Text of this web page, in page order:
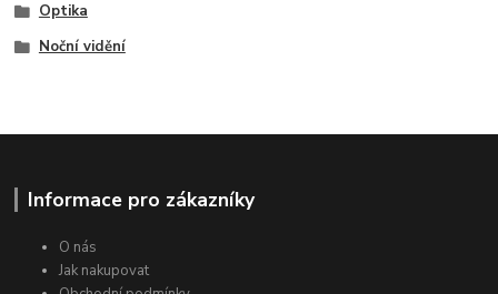
Optika
Noční vidění
Informace pro zákazníky
O nás
Jak nakupovat